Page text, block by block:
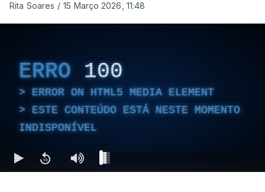
Rita Soares / 15 Março 2026, 11:48
ERRO 100
ERROR ON HTML5 MEDIA ELEMENT
ESTE CONTEÚDO ESTÁ NESTE MOMENTO
INDISPONÍVEL